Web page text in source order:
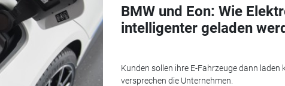
BMW und Eon: Wie
intelligenter geladen
Kunden sollen ihre E-Fahrzeuge dann
versprechen die Unternehmen.